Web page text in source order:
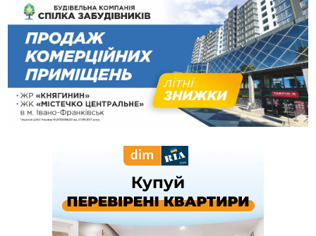
спостережень
12:24
Лікування наркоманії Київ: чому важливо розпочати
терапію якомога раніше
12:00
Франківця, який у Косові викрав за магазину понад 640
тисяч гривень у валюті, засудили до 5 років
11:50
Податкова передасть в Міноборони для "Оберегу" дані про
чоловіків 18–60 років
11:20
Водійка, яку на Сухомлинського побив інший керманич,
У Франківську, Коломиї, Долині та Яремче 6 серпня
зафіксували рекордну спеку
Змушував надсилати інтимні фото: на Прикарпатті
затримали підозрюваного у розбещенні малолітньої
АМКУ розпочав справу проти Гвіздецької селищної ради
через різні ставки земельного податку